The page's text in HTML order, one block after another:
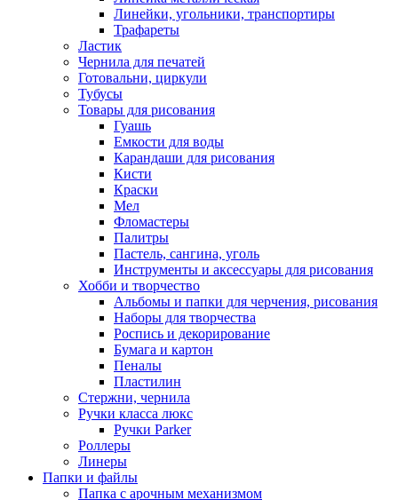
Линейки, угольники, транспортиры
Трафареты
Ластик
Чернила для печатей
Готовальни, циркули
Тубусы
Товары для рисования
Гуашь
Емкости для воды
Карандаши для рисования
Кисти
Краски
Мел
Фломастеры
Палитры
Пастель, сангина, уголь
Инструменты и аксессуары для рисования
Хобби и творчество
Альбомы и папки для черчения, рисования
Наборы для творчества
Роспись и декорирование
Бумага и картон
Пеналы
Пластилин
Стержни, чернила
Ручки класса люкс
Ручки Parker
Роллеры
Линеры
Папки и файлы
Папка с арочным механизмом